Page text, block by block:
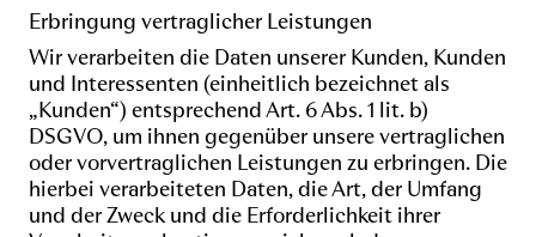
Erbringung vertraglicher Leistungen
Wir verarbeiten die Daten unserer Kunden, Kunden
und Interessenten (einheitlich bezeichnet als
„Kunden“) entsprechend Art. 6 Abs. 1 lit. b)
DSGVO, um ihnen gegenüber unsere vertraglichen
oder vorvertraglichen Leistungen zu erbringen. Die
hierbei verarbeiteten Daten, die Art, der Umfang
und der Zweck und die Erforderlichkeit ihrer